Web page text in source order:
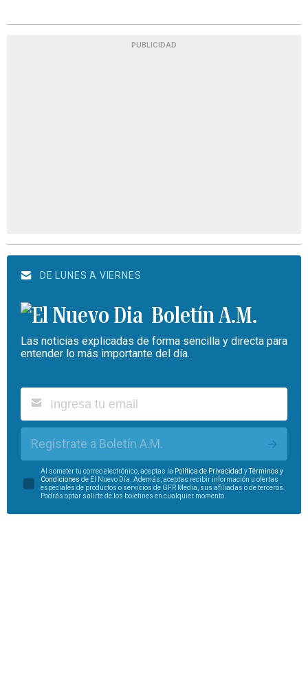
PUBLICIDAD
DE LUNES A VIERNES
Boletín A.M.
Las noticias explicadas de forma sencilla y directa para
entender lo más importante del día.
Regístrate a Boletín A.M.
Al someter tu correo electrónico, aceptas la Política de Privacidad y
Términos y
Condiciones de El Nuevo Día. Además, aceptas recibir información u ofertas
especiales de productos o servicios de GFR Media, sus afiliadas o de terceros.
Podrás optar salirte de los boletines en cualquier momento.